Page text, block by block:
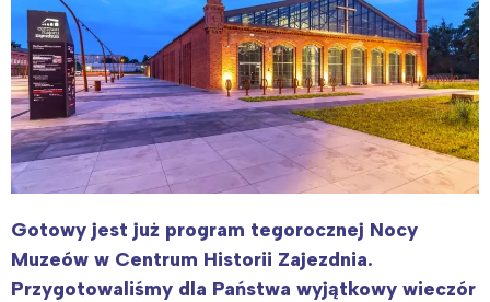
Gotowy jest już program tegorocznej Nocy
Muzeów w Centrum Historii Zajezdnia.
Przygotowaliśmy dla Państwa wyjątkowy wieczór